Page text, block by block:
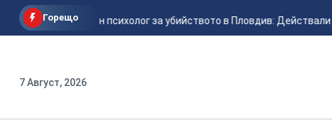
Горещо
Криминален психолог за убийството в Пловдив: Действали са
7 Август, 2026